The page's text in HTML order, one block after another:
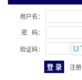
用户名：
密 码：
验证码：
注册